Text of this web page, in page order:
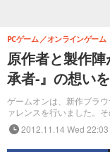
原作者と製作
承者-』の想い
ゲームオンは、新作ブラ
ァレンスを行いました。
PCゲーム オンラインゲーム
2012.11.14 Wed 22:03